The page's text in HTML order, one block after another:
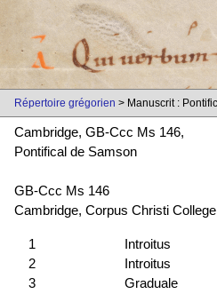
Répertoire grégorien > Manuscrit :
Cambridge, GB-Ccc Ms 146,
Pontifical de Samson
GB-Ccc Ms 146
Cambridge, Corpus Christi
1 Introitus
2
Introitus
3
Graduale